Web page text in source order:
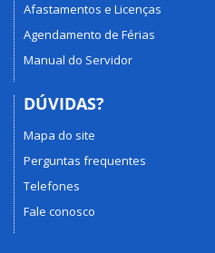
Afastamentos e Licenças
Agendamento de Férias
Manual do Servidor
DÚVIDAS?
Mapa do site
Perguntas frequentes
Telefones
Fale conosco